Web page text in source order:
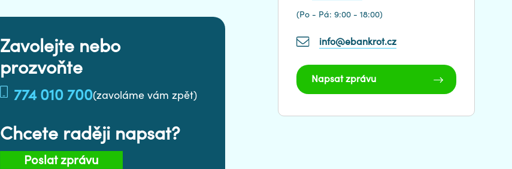
Zavolejte nebo
prozvoňte
774 010 700(zavoláme vám zpět)
Chcete raději napsat?
Poslat zprávu
(Po - Pá: 9:00 - 18:00)
info@ebankrot.cz
Napsat zprávu